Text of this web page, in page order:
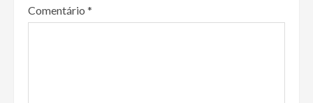
Comentário *